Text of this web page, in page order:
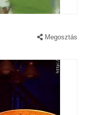
Megosztás